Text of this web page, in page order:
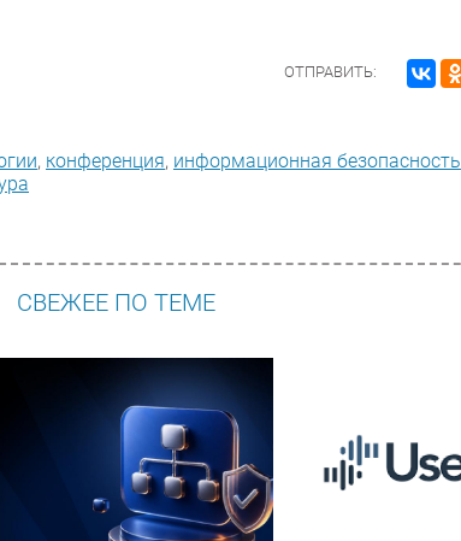
ОТПРАВИТЬ:
, конференция, информационная безопасность
СВЕЖЕЕ ПО ТЕМЕ